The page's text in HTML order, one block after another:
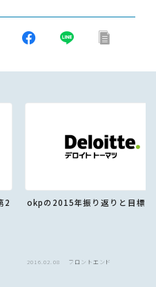
2
okpの2015年振り返りと目標
2016.02.08 フロントエンド